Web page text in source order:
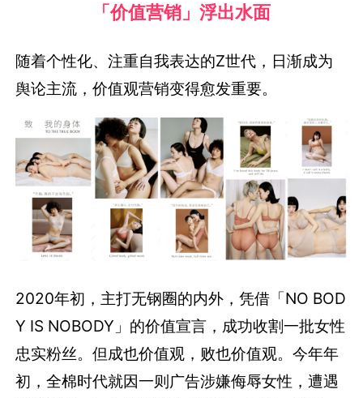
「价值营销」浮出水面
随着个性化、注重自我表达的Z世代，日渐成为
舆论主流，价值观营销变得愈发重要。
2020年初，主打无钢圈的内外，凭借「NO BOD
Y IS NOBODY」的价值宣言，成功收割一批女性
忠实粉丝。但成也价值观，败也价值观。今年年
初，全棉时代就因一则广告涉嫌侮辱女性，遭遇